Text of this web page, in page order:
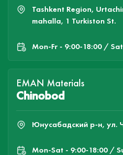
Tashkent Region,
mahalla, 1 Turkiston St.
Mon-Fr - 9:00-18:00 /
EMAN Materials
Chinobod
Юнусабадский р-н, ул.
Mon-Sat - 9:00-18:00 /